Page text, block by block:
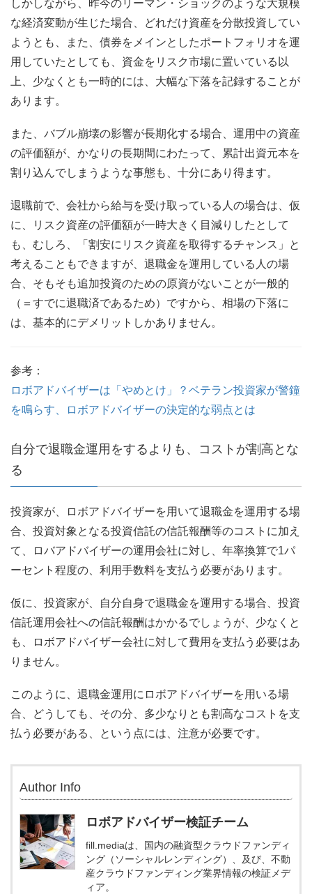
しかしながら、昨今のリーマン・ショックのような大規模
な経済変動が生じた場合、どれだけ資産を分散投資してい
ようとも、また、債券をメインとしたポートフォリオを運
用していたとしても、資金をリスク市場に置いている以
上、少なくとも一時的には、大幅な下落を記録することが
あります。
また、バブル崩壊の影響が長期化する場合、運用中の資産
の評価額が、かなりの長期間にわたって、累計出資元本を
割り込んでしまうような事態も、十分にあり得ます。
退職前で、会社から給与を受け取っている人の場合は、仮
に、リスク資産の評価額が一時大きく目減りしたとして
も、むしろ、「割安にリスク資産を取得するチャンス」と
考えることもできますが、退職金を運用している人の場
合、そもそも追加投資のための原資がないことが一般的
（＝すでに退職済であるため）ですから、相場の下落に
は、基本的にデメリットしかありません。
参考：
ロボアドバイザーは「やめとけ」？ベテラン投資家が警鐘
を鳴らす、ロボアドバイザーの決定的な弱点とは
自分で退職金運用をするよりも、コストが割高とな
る
投資家が、ロボアドバイザーを用いて退職金を運用する場
合、投資対象となる投資信託の信託報酬等のコストに加え
て、ロバアドバイザーの運用会社に対し、年率換算で1パ
ーセント程度の、利用手数料を支払う必要があります。
仮に、投資家が、自分自身で退職金を運用する場合、投資
信託運用会社への信託報酬はかかるでしょうが、少なくと
も、ロボアドバイザー会社に対して費用を支払う必要はあ
りません。
このように、退職金運用にロボアドバイザーを用いる場
合、どうしても、その分、多少なりとも割高なコストを支
払う必要がある、という点には、注意が必要です。
Author Info
ロボアドバイザー検証チーム
fill.mediaは、国内の融資型クラウドファンディ
ング（ソーシャルレンディング）、及び、不動
産クラウドファンディング業界情報の検証メデ
ィア。